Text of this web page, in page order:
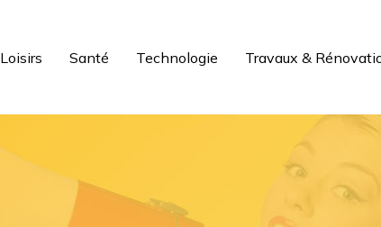
Loisirs Santé Technologie Travaux &